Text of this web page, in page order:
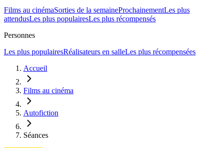
Films au cinémaSorties de la semaineProchainementLes plus
attendusLes plus populairesLes plus récompensés
Personnes
Les plus populairesRéalisateurs en salleLes plus récompensées
Accueil
Films au cinéma
Autofiction
Séances